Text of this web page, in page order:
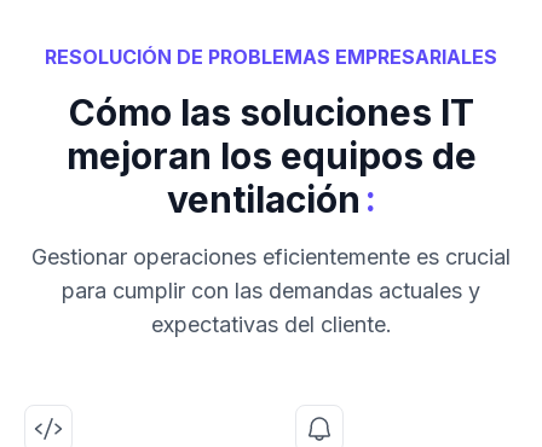
RESOLUCIÓN DE PROBLEMAS EMPRESARIALES
Cómo las soluciones IT
mejoran los equipos de
ventilación :
Gestionar operaciones eficientemente es crucial
para cumplir con las demandas actuales y
expectativas del cliente.